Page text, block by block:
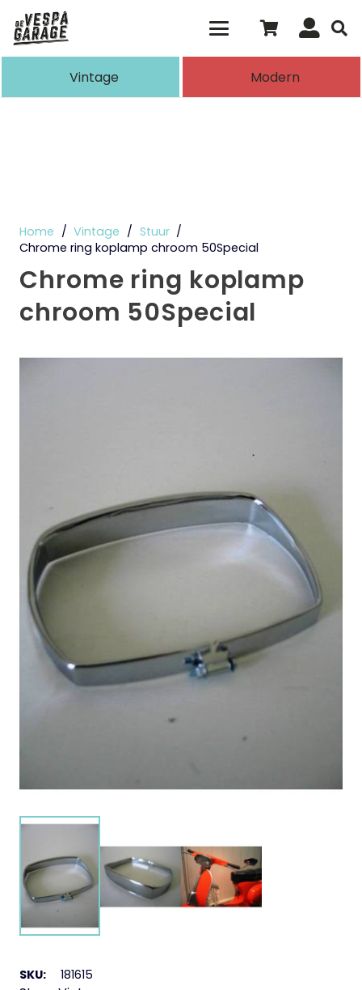
de resultaten voor automatisch
Vintage Modern
Home / Vintage / Stuur /
Chrome ring koplamp chroom 50Special
Chrome ring koplamp
chroom 50Special
SKU: 181615